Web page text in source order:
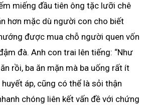
miếng đầu tiên ông tặc lưỡi chê
hơn mặc dù người con cho biết
được mua chỗ người quen vốn
đà. Anh con trai lên tiếng: “Như
rồi, ba ăn mặn mà ba uống rất ít
áp, cũng có thể là sỏi thận
chóng liên kết vấn đề với chứng